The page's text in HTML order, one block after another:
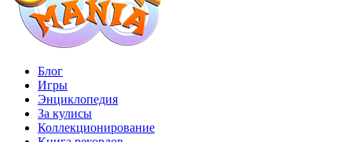
Блог
Игры
Энциклопедия
За кулисы
Коллекционирование